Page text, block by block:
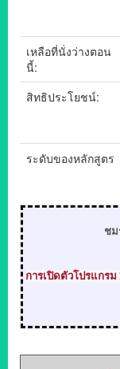
เหลือที่นั่งว่างตอน
นี้:
สิทธิประโยชน์:
ระดับของหลักสูตร
ชม
การเปิดตัวโปรแกร